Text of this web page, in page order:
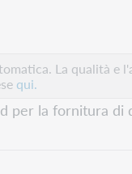
La qualità
qui.
per la fornitura